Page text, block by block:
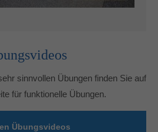
sinnvollen Übungen finden Sie auf
für funktionelle Übungen.
Übungsvideos